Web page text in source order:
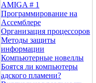
AMIGA # 1
Программирование на
Ассемблере
Организация процессоров
Методы защиты
информации
Компьютерные новеллы
Боятся ли компьютеры
адского пламени?